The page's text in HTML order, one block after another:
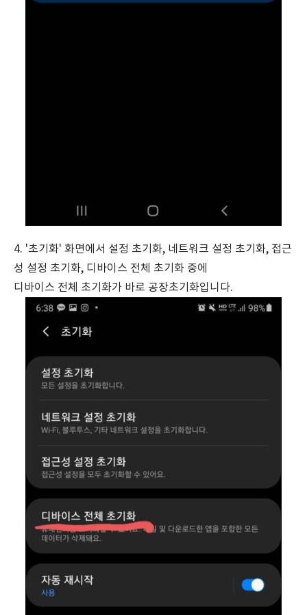
4. '초기화' 화면에서 설정 초기화, 네트워크 설정 초기화, 접근
성 설정 초기화, 디바이스 전체 초기화 중에
디바이스 전체 초기화가 바로 공장초기화입니다.